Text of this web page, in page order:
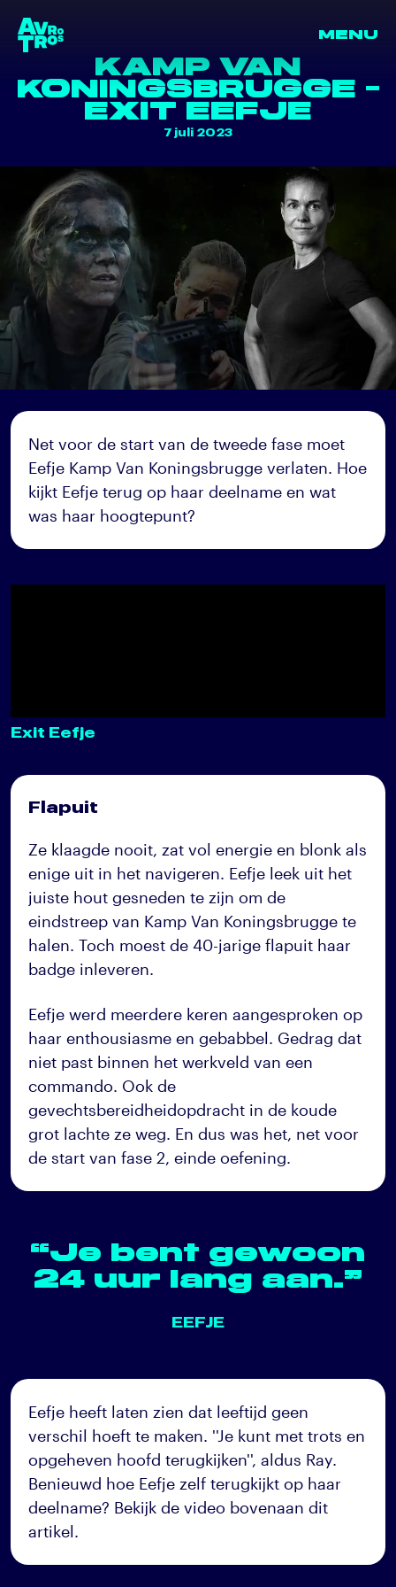
terug naar de homepage
MENU
terug naar de homepage
KAMP VAN
KONINGSBRUGGE -
EXIT EEFJE
7 juli 2023
Net voor de start van de tweede fase moet
Eefje Kamp Van Koningsbrugge verlaten. Hoe
kijkt Eefje terug op haar deelname en wat
was haar hoogtepunt?
Exit Eefje
Flapuit
Ze klaagde nooit, zat vol energie en blonk als
enige uit in het navigeren. Eefje leek uit het
juiste hout gesneden te zijn om de
eindstreep van Kamp Van Koningsbrugge te
halen. Toch moest de 40-jarige flapuit haar
badge inleveren.
Eefje werd meerdere keren aangesproken op
haar enthousiasme en gebabbel. Gedrag dat
niet past binnen het werkveld van een
commando. Ook de
gevechtsbereidheidopdracht in de koude
grot lachte ze weg. En dus was het, net voor
de start van fase 2, einde oefening.
“Je bent gewoon
24 uur lang aan.”
EEFJE
Eefje heeft laten zien dat leeftijd geen
verschil hoeft te maken. ''Je kunt met trots en
opgeheven hoofd terugkijken'', aldus Ray.
Benieuwd hoe Eefje zelf terugkijkt op haar
deelname? Bekijk de video bovenaan dit
artikel.